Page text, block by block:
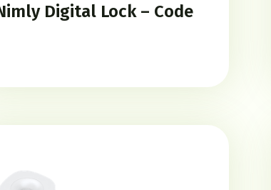
Digital Lock – Code